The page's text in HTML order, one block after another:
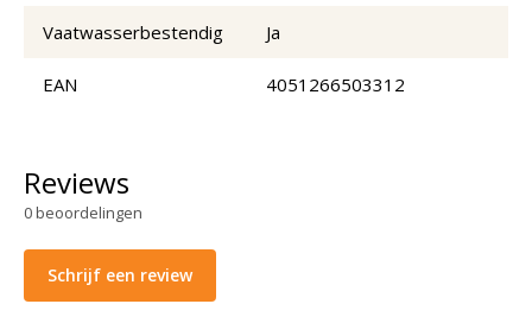
Vaatwasserbestendig Ja
EAN 4051266503312
Reviews
0beoordelingen
Schrijf een review